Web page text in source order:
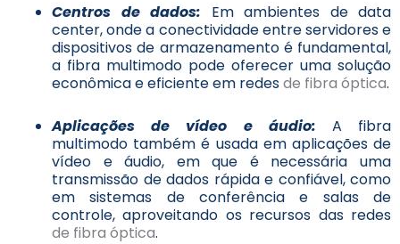
Centros de dados: Em ambientes de data
center, onde a conectividade entre servidores e
dispositivos de armazenamento é fundamental,
a fibra multimodo pode oferecer uma solução
econômica e eficiente em redesde fibra óptica.
Aplicações de vídeo e áudio: A fibra
multimodo também é usada em aplicações de
vídeo e áudio, em que é necessária uma
transmissão de dados rápida e confiável, como
em sistemas de conferência e salas de
controle, aproveitando os recursos das redes
de fibra óptica.